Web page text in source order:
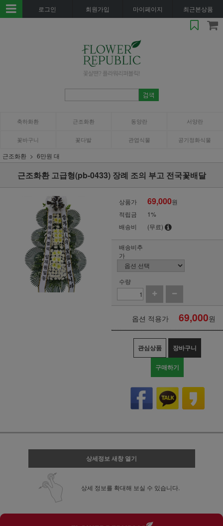
로그인 회원가입 마이페이지 최근본상품
축하화환 근조화환 동양란 서양란
꽃바구니 꽃다발 관엽식물 공기정화식물
근조화환 6만원 대
근조화환 고급형(pb-0433) 장례 조의 부고 전국꽃배달
상품가 69,000원
적립금
1%
배송비
(무료)
배송비추
가
수량
옵션 적용가 69,000원
관심상품 장바구니
구매하기
상세정보 새창 열기
상세 정보를 확대해 보실 수 있습니다.